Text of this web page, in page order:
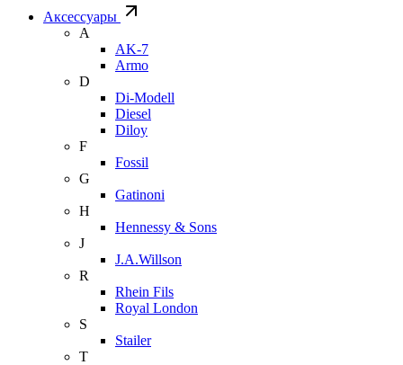
Аксессуары
A
AK-7
Armo
D
Di-Modell
Diesel
Diloy
F
Fossil
G
Gatinoni
H
Hennessy & Sons
J
J.A.Willson
R
Rhein Fils
Royal London
S
Stailer
T